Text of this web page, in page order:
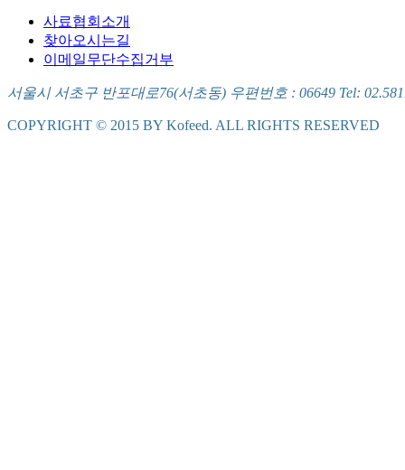
사료협회소개
찾아오시는길
이메일무단수집거부
서울시 서초구 반포대로76(서초동) 우편번호 : 06649 Tel:
COPYRIGHT © 2015 BY Kofeed. ALL RIGHTS RESERVED